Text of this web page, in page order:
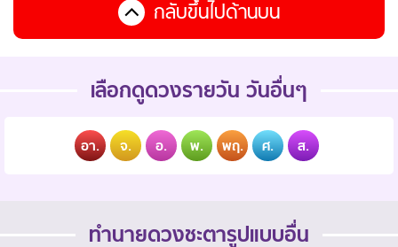
กลับขึ้นไปด้านบน
เลือกดูดวงรายวัน วันอื่นๆ
อา. จ. อ. พ. พฤ. ศ. ส.
ทำนายดวงชะตารูปแบบอื่น